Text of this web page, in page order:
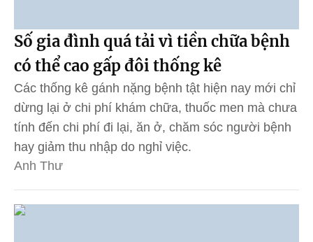
Số gia đình quá tải vì tiền chữa bệnh
có thể cao gấp đôi thống kê
Các thống kê gánh nặng bệnh tật hiện nay mới chỉ
dừng lại ở chi phí khám chữa, thuốc men mà chưa
tính đến chi phí đi lại, ăn ở, chăm sóc người bệnh
hay giảm thu nhập do nghỉ việc.
Anh Thư